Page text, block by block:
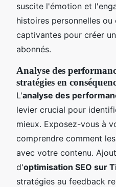
suscite l'émotion et
histoires personnelles ou
captivantes pour créer
abonnés.
Analyse des
stratégies en
L'analyse des
levier crucial pour
mieux. Exposez-vous à
comprendre comment
avec votre contenu.
d'optimisation SEO sur
stratégies au feedback